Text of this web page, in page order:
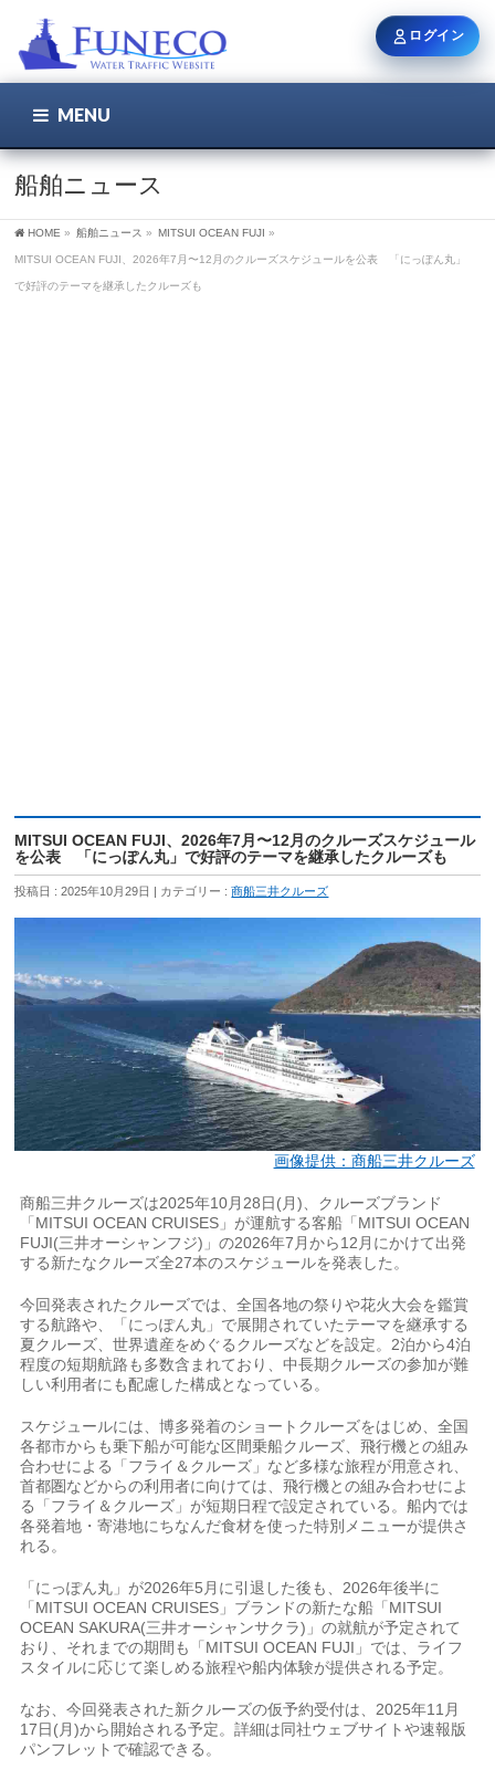
MENU
船舶ニュース
HOME » 船舶ニュース » MITSUI OCEAN FUJI »
MITSUI OCEAN FUJI、2026年7月〜12月のクルーズスケジュールを公表 「にっぽん丸」
で好評のテーマを継承したクルーズも
MITSUI OCEAN FUJI、2026年7月〜12月のクルーズスケジュール
を公表 「にっぽん丸」で好評のテーマを継承したクルーズも
投稿日 : 2025年10月29日 カテゴリー :商船三井クルーズ
画像提供：商船三井クルーズ
商船三井クルーズは2025年10月28日(月)、クルーズブランド
「MITSUI OCEAN CRUISES」が運航する客船「MITSUI OCEAN
FUJI(三井オーシャンフジ)」の2026年7月から12月にかけて出発
する新たなクルーズ全27本のスケジュールを発表した。
今回発表されたクルーズでは、全国各地の祭りや花火大会を鑑賞
する航路や、「にっぽん丸」で展開されていたテーマを継承する
夏クルーズ、世界遺産をめぐるクルーズなどを設定。2泊から4泊
程度の短期航路も多数含まれており、中長期クルーズの参加が難
しい利用者にも配慮した構成となっている。
スケジュールには、博多発着のショートクルーズをはじめ、全国
各都市からも乗下船が可能な区間乗船クルーズ、飛行機との組み
合わせによる「フライ＆クルーズ」など多様な旅程が用意され、
首都圏などからの利用者に向けては、飛行機との組み合わせによ
る「フライ＆クルーズ」が短期日程で設定されている。船内では
各発着地・寄港地にちなんだ食材を使った特別メニューが提供さ
れる。
「にっぽん丸」が2026年5月に引退した後も、2026年後半に
「MITSUI OCEAN CRUISES」ブランドの新たな船「MITSUI
OCEAN SAKURA(三井オーシャンサクラ)」の就航が予定されて
おり、それまでの期間も「MITSUI OCEAN FUJI」では、ライフ
スタイルに応じて楽しめる旅程や船内体験が提供される予定。
なお、今回発表された新クルーズの仮予約受付は、2025年11月
17日(月)から開始される予定。詳細は同社ウェブサイトや速報版
パンフレットで確認できる。
ログイン
ユーザー名 / メール